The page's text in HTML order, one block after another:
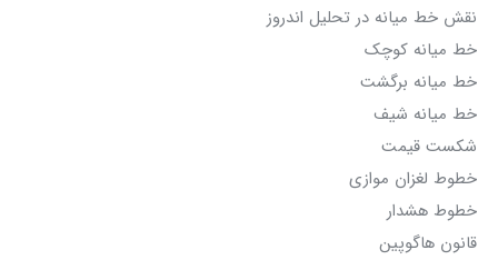
نقش خط میانه در تحلیل اندروز
خط میانه کوچک
خط میانه برگشت
خط میانه شیف
شکست قیمت
خطوط لغزان موازی
خطوط هشدار
قانون هاگوپین